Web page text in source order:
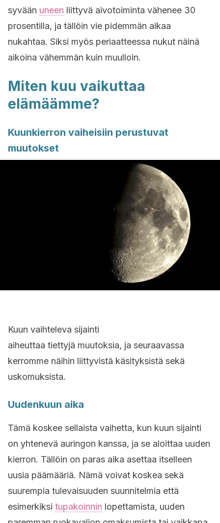
syvään uneen liittyvä aivotoiminta vähenee 30
prosentilla, ja tällöin vie pidemmän aikaa
nukahtaa. Siksi myös periaatteessa nukut näinä
aikoina vähemmän kuin muulloin.
Miten kuu vaikuttaa
elämäämme?
Kuunkierron vaiheisiin perustuvat
muutokset
Kuun vaihteleva sijainti
aiheuttaa tiettyjä muutoksia, ja seuraavassa
kerromme näihin liittyvistä käsityksistä sekä
uskomuksista.
Uudenkuun aika
Tämä koskee sellaista vaihetta, kun kuun sijainti
on yhtenevä auringon kanssa, ja se aloittaa uuden
kierron. Tällöin on paras aika asettaa itselleen
uusia päämääriä. Nämä voivat koskea sekä
suurempia tulevaisuuden suunnitelmia että
esimerkiksi tupakoinnin lopettamista, uuden